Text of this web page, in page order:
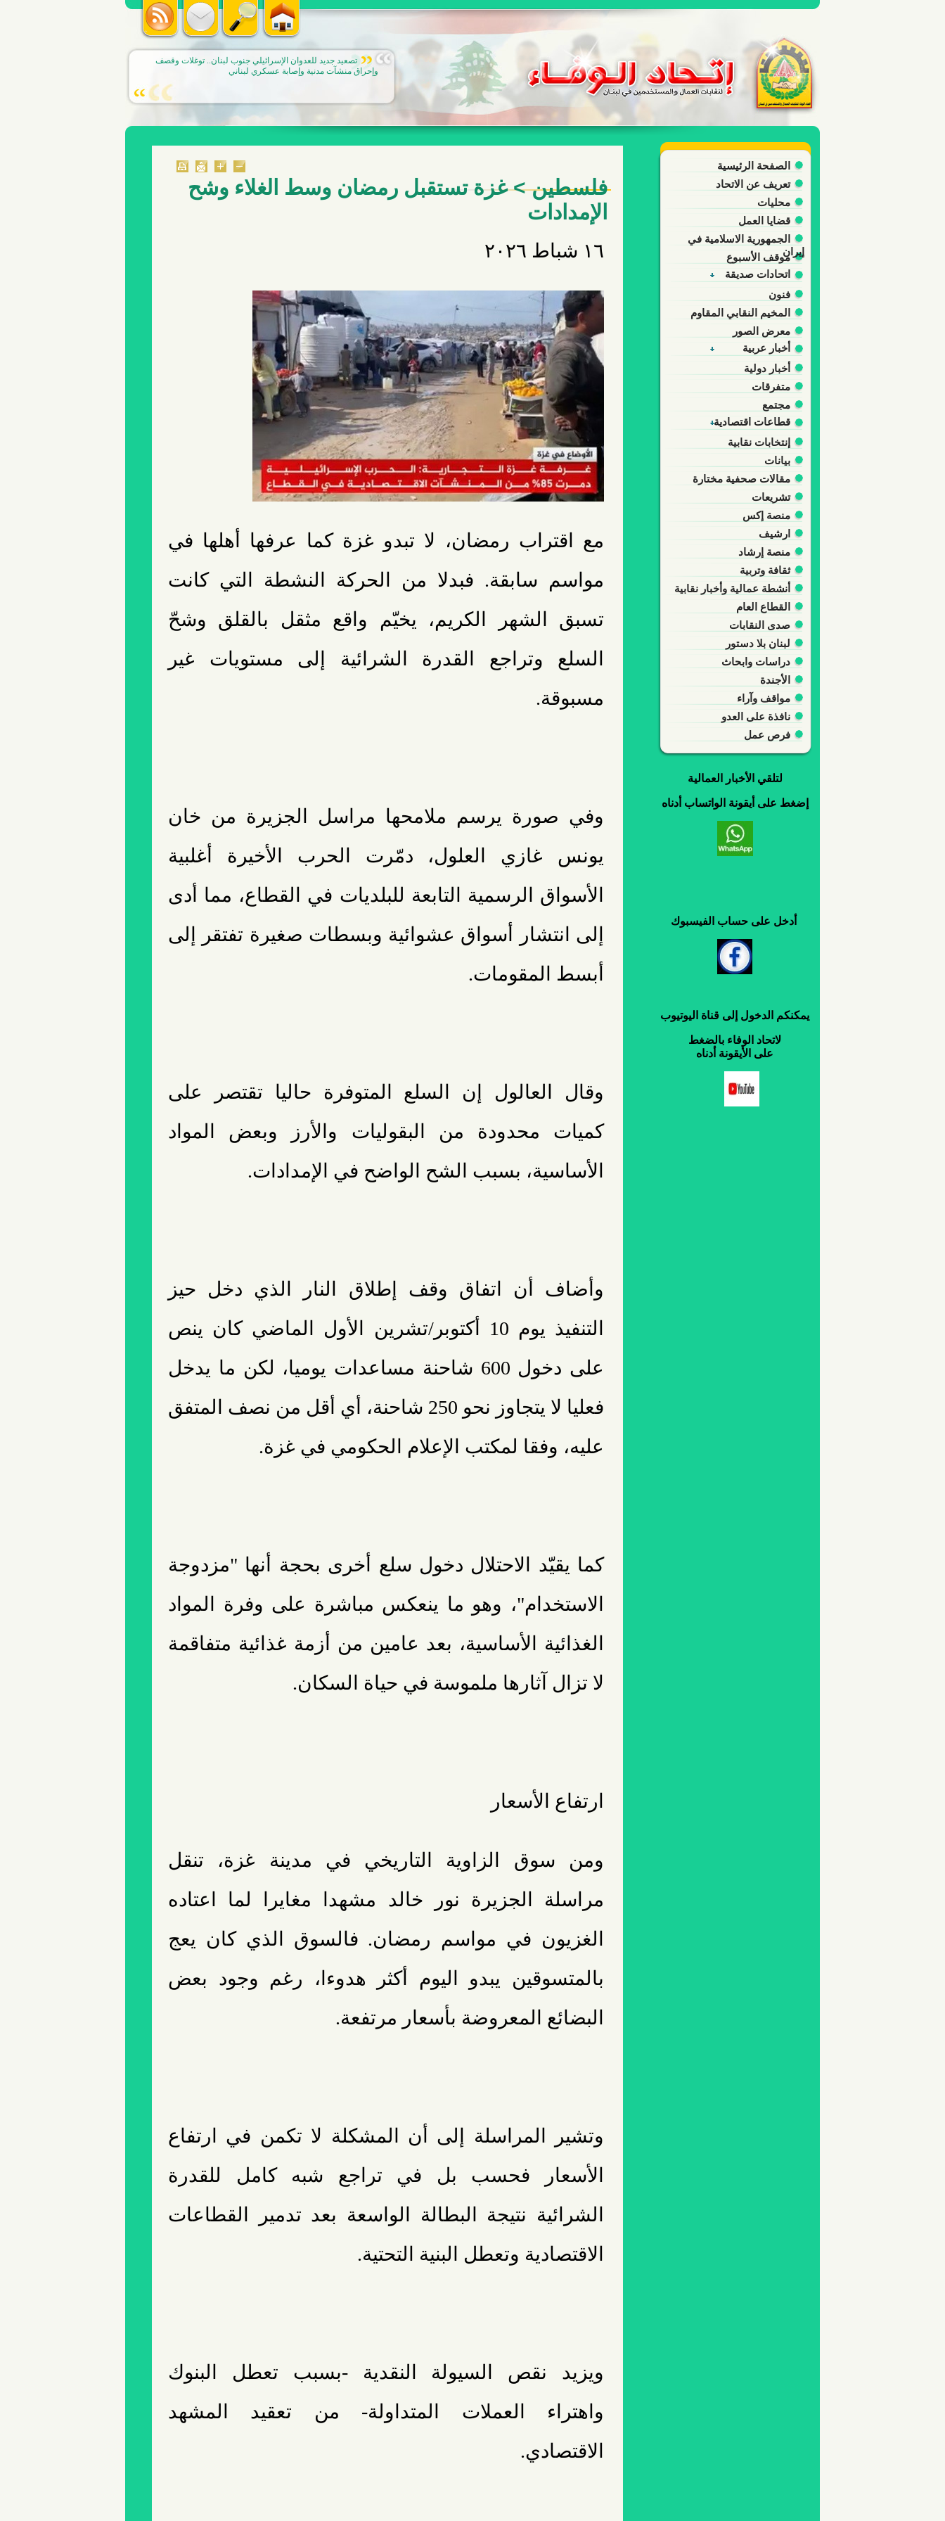
اجتماع في السرايا بحث مشروع تعديل الرسوم على المواد
المنتجة للنفايات البستاني: طرحنا تأمين إيرادات من مصادر أخرى
فلسطين > غزة تستقبل رمضان وسط الغلاء وشح
الإمدادات
١٦ شباط ٢٠٢٦
مع اقتراب رمضان، لا تبدو غزة كما عرفها أهلها في
مواسم سابقة. فبدلا من الحركة النشطة التي كانت
تسبق الشهر الكريم، يخيّم واقع مثقل بالقلق وشحّ
السلع وتراجع القدرة الشرائية إلى مستويات غير
مسبوقة.
وفي صورة يرسم ملامحها مراسل الجزيرة من خان
يونس غازي العلول، دمّرت الحرب الأخيرة أغلبية
الأسواق الرسمية التابعة للبلديات في القطاع، مما أدى
إلى انتشار أسواق عشوائية وبسطات صغيرة تفتقر إلى
أبسط المقومات.
وقال العالول إن السلع المتوفرة حاليا تقتصر على
كميات محدودة من البقوليات والأرز وبعض المواد
الأساسية، بسبب الشح الواضح في الإمدادات.
وأضاف أن اتفاق وقف إطلاق النار الذي دخل حيز
التنفيذ يوم 10 أكتوبر/تشرين الأول الماضي كان ينص
على دخول 600 شاحنة مساعدات يوميا، لكن ما يدخل
فعليا لا يتجاوز نحو 250 شاحنة، أي أقل من نصف المتفق
عليه، وفقا لمكتب الإعلام الحكومي في غزة.
كما يقيّد الاحتلال دخول سلع أخرى بحجة أنها "مزدوجة
الاستخدام"، وهو ما ينعكس مباشرة على وفرة المواد
الغذائية الأساسية، بعد عامين من أزمة غذائية متفاقمة
لا تزال آثارها ملموسة في حياة السكان.
ارتفاع الأسعار
ومن سوق الزاوية التاريخي في مدينة غزة، تنقل
مراسلة الجزيرة نور خالد مشهدا مغايرا لما اعتاده
الغزيون في مواسم رمضان. فالسوق الذي كان يعج
بالمتسوقين يبدو اليوم أكثر هدوءا، رغم وجود بعض
البضائع المعروضة بأسعار مرتفعة.
وتشير المراسلة إلى أن المشكلة لا تكمن في ارتفاع
الأسعار فحسب بل في تراجع شبه كامل للقدرة
الشرائية نتيجة البطالة الواسعة بعد تدمير القطاعات
الاقتصادية وتعطل البنية التحتية.
ويزيد نقص السيولة النقدية -بسبب تعطل البنوك
واهتراء العملات المتداولة- من تعقيد المشهد
الاقتصادي.
الصفحة الرئيسية
تعريف عن الاتحاد
محليات
قضايا العمل
الجمهورية الاسلامية في
إيرانموقف الأسبوع
اتحادات صديقة
فنون
المخيم النقابي المقاوم
معرض الصور
أخبار عربية
أخبار دولية
متفرقات
مجتمع
قطاعات اقتصادية
إنتخابات نقابية
بيانات
مقالات صحفية مختارة
تشريعات
منصة إكس
ارشيف
منصة إرشاد
ثقافة وتربية
أنشطة عمالية وأخبار نقابية
القطاع العام
صدى النقابات
لبنان بلا دستور
دراسات وابحاث
الأجندة
مواقف وآراء
نافذة على العدو
فرص عمل
لتلقي الأخبار العمالية
إضغط على أيقونة الواتساب أدناه
أدخل على حساب الفيسبوك
يمكنكم الدخول إلى قناة اليوتيوب
لاتحاد الوفاء بالضغط
على الأيقونة أدناه